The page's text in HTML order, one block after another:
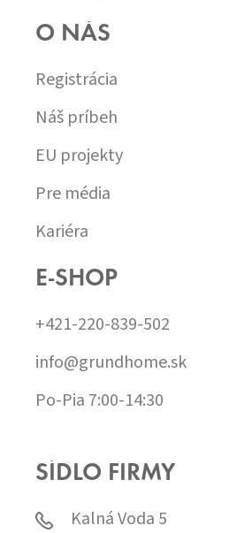
O NÁS
Registrácia
Náš príbeh
EU projekty
Pre média
Kariéra
E-SHOP
+421-220-839-502
info@grundhome.sk
Po-Pia 7:00-14:30
SÍDLO FIRMY
Kalná Voda 5